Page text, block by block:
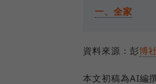
一、全家
資料來源：彭博
本文初稿為AI編